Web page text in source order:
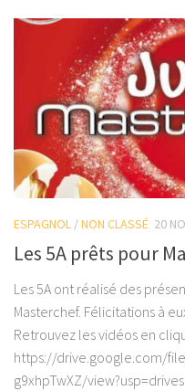
ESPAGNOL /NON CLASSÉ 20
Les 5A prêts pour
Les 5A ont réalisé des
Masterchef. Félicitations à
Retrouvez les vidéos en
https://drive.google.com/
g9xhpTwXZ/